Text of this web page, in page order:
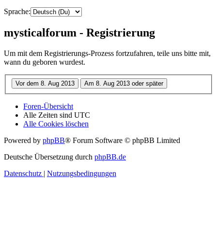
Sprache:
mysticalforum - Registrierung
Um mit dem Registrierungs-Prozess fortzufahren, teile uns bitte mit,
wann du geboren wurdest.
Foren-Übersicht
Alle Zeiten sind UTC
Alle Cookies löschen
Powered by phpBB® Forum Software © phpBB Limited
Deutsche Übersetzung durch phpBB.de
Datenschutz | Nutzungsbedingungen